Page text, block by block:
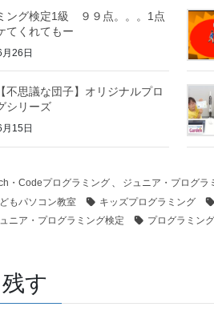
ング検定1級 ９９点。。。1点
てくれてもー
26日
不思議な団子】オリジナルプロ
シリーズ
15日
・Codeプログラミング 、 ジュニア・プログラ
もパソコン教室 キッズプログラミング
ニア・プログラミング検定
プログラミン
す